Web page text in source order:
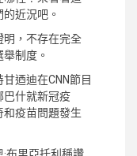
近況吧。
明，不存在完全
制度。
迺迪在CNN節目
巴什就新冠疫
和疫苗問題發生
·布里亞托利稱讚